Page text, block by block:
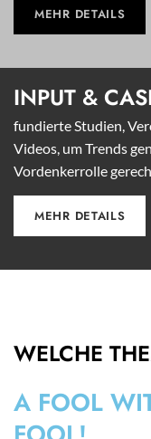
MEHR DETAILS
INPUT &
fundierte Studien,
Videos, um Trends
Vordenkerrolle
MEHR DETAILS
WELCHE
A FOOL